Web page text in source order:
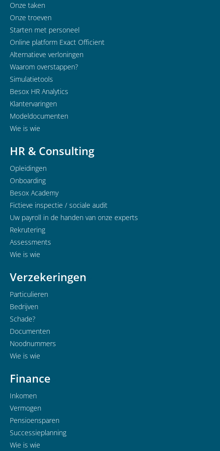
Onze taken
Onze troeven
Starten met personeel
Online platform Exact Officient
Alternatieve verloningen
Waarom overstappen?
Simulatietools
Besox HR Analytics
Klantervaringen
Modeldocumenten
Wie is wie
HR & Consulting
Opleidingen
Onboarding
Besox Academy
Fictieve inspectie / sociale audit
Uw payroll in de handen van onze experts
Rekrutering
Assessments
Wie is wie
Verzekeringen
Particulieren
Bedrijven
Schade?
Documenten
Noodnummers
Wie is wie
Finance
Inkomen
Vermogen
Pensioensparen
Successieplanning
Wie is wie